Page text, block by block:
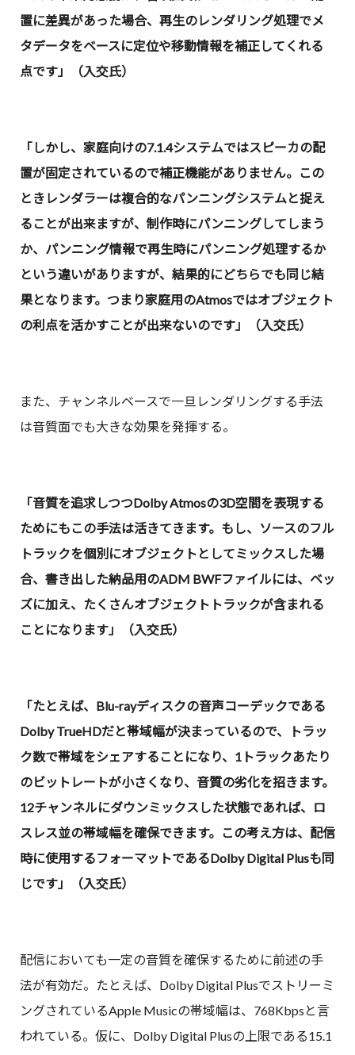
置に差異があった場合、再生のレンダリング処理でメ
タデータをベースに定位や移動情報を補正してくれる
点です」（入交氏）
「しかし、家庭向けの7.1.4システムではスピーカの配
置が固定されているので補正機能がありません。この
ときレンダラーは複合的なパンニングシステムと捉え
ることが出来ますが、制作時にパンニングしてしまう
か、パンニング情報で再生時にパンニング処理するか
という違いがありますが、結果的にどちらでも同じ結
果となります。つまり家庭用のAtmosではオブジェクト
の利点を活かすことが出来ないのです」（入交氏）
また、チャンネルベースで一旦レンダリングする手法
は音質面でも大きな効果を発揮する。
「音質を追求しつつDolby Atmosの3D空間を表現する
ためにもこの手法は活きてきます。もし、ソースのフル
トラックを個別にオブジェクトとしてミックスした場
合、書き出した納品用のADM BWFファイルには、ベッ
ズに加え、たくさんオブジェクトトラックが含まれる
ことになります」（入交氏）
「たとえば、Blu-rayディスクの音声コーデックである
Dolby TrueHDだと帯域幅が決まっているので、トラッ
ク数で帯域をシェアすることになり、1トラックあたり
のビットレートが小さくなり、音質の劣化を招きます。
12チャンネルにダウンミックスした状態であれば、ロ
スレス並の帯域幅を確保できます。この考え方は、配信
時に使用するフォーマットであるDolby Digital Plusも同
じです」（入交氏）
配信においても一定の音質を確保するために前述の手
法が有効だ。たとえば、Dolby Digital Plusでストリーミ
ングされているApple Musicの帯域幅は、768Kbpsと言
われている。仮に、Dolby Digital Plusの上限である15.1